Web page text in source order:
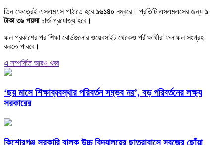
তিন ক্ষেত্রেই এসএমএস পাঠাতে হবে ১৬১৪০ নম্বরে। প্রতিটি এসএমএসের জন্য ১
টাকা ৩৯ পয়সাচার্জ প্রযোজ্য হবে।
ফল প্রকাশের পর শিক্ষা বোর্ডগুলোর ওয়েবসাইট থেকেও পরীক্ষার্থীরা ফলাফল সংগ্রহ
করতে পারবে।
এ সম্পর্কিত আরও খবর
‘ছয় মাসে শিক্ষাব্যবস্থার পরিবর্তন সম্ভব নয়’, বড় পরিবর্তনের লক্ষ্য
সরকারের
কিশোরগঞ্জ সরকারি বালক উচ্চ বিদ্যালয়ের ছাত্রাবাসে সবুজের ছোঁয়া